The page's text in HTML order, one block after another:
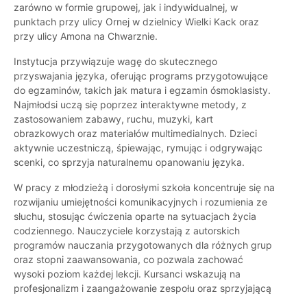
zarówno w formie grupowej, jak i indywidualnej, w
punktach przy ulicy Ornej w dzielnicy Wielki Kack oraz
przy ulicy Amona na Chwarznie.
Instytucja przywiązuje wagę do skutecznego
przyswajania języka, oferując programs przygotowujące
do egzaminów, takich jak matura i egzamin ósmoklasisty.
Najmłodsi uczą się poprzez interaktywne metody, z
zastosowaniem zabawy, ruchu, muzyki, kart
obrazkowych oraz materiałów multimedialnych. Dzieci
aktywnie uczestniczą, śpiewając, rymując i odgrywając
scenki, co sprzyja naturalnemu opanowaniu języka.
W pracy z młodzieżą i dorosłymi szkoła koncentruje się na
rozwijaniu umiejętności komunikacyjnych i rozumienia ze
słuchu, stosując ćwiczenia oparte na sytuacjach życia
codziennego. Nauczyciele korzystają z autorskich
programów nauczania przygotowanych dla różnych grup
oraz stopni zaawansowania, co pozwala zachować
wysoki poziom każdej lekcji. Kursanci wskazują na
profesjonalizm i zaangażowanie zespołu oraz sprzyjającą